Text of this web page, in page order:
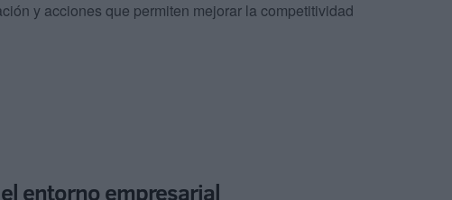
y acciones que permiten mejorar la competitividad
entorno empresarial